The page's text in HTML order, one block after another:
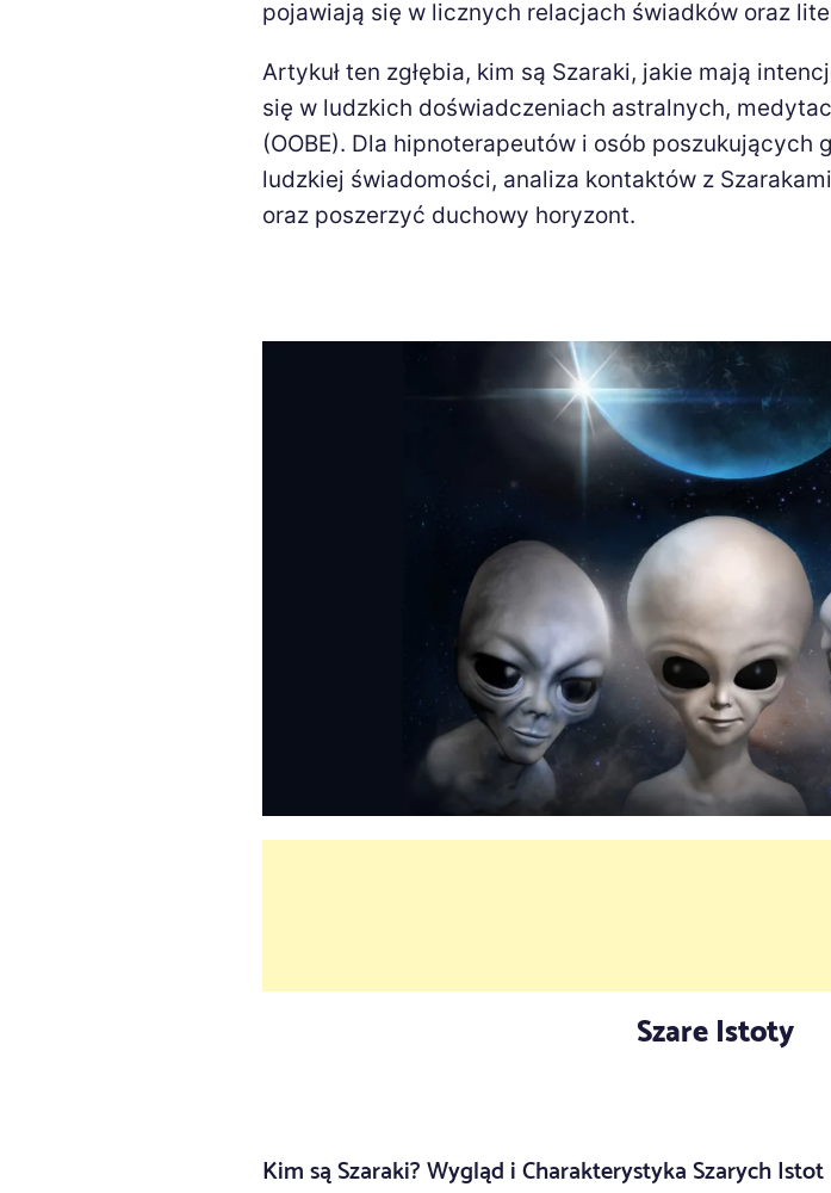
pojawiają się w licznych relacjach świadków oraz
Artykuł ten zgłębia, kim są Szaraki, jakie mają
się w ludzkich doświadczeniach astralnych,
(OOBE). Dla hipnoterapeutów i osób poszukujących
ludzkiej świadomości, analiza kontaktów z
oraz poszerzyć duchowy horyzont.
Szare Istoty
Kim są Szaraki? Wygląd i Charakterystyka Szarych Istot